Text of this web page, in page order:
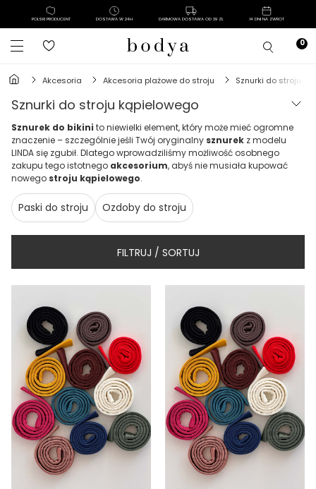
POLSKI PRODUCENT DOSTAWA W 24H DARMOWA DOSTAWA OD 39 ZŁ 14 DNI NA ZWROT
akcesoria akcesoria plażowe do stroju sznurki do stroju
sznurki do stroju kąpielowego
Sznurek do bikini to niewielki element, który może mieć ogromne
znaczenie – szczególnie jeśli Twój oryginalny sznurek z modelu
LINDA się zgubił. Dlatego wprowadziliśmy możliwość osobnego
zakupu tego istotnego akcesorium, abyś nie musiała kupować
nowego stroju kąpielowego.
Paski do stroju Ozdoby do stroju
FILTRUJ / SORTUJ